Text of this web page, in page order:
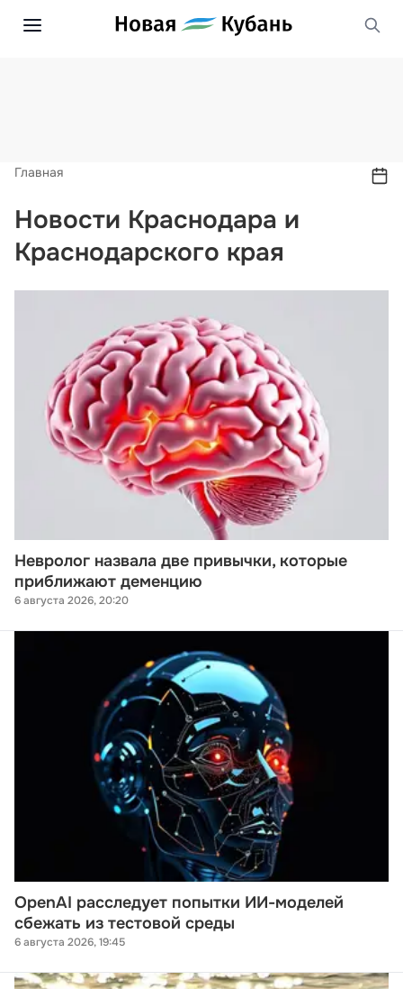
Главная
Новости Краснодара и
Краснодарского края
Невролог назвала две привычки, которые
приближают деменцию
6 августа 2026, 20:20
OpenAI расследует попытки ИИ-моделей
сбежать из тестовой среды
6 августа 2026, 19:45